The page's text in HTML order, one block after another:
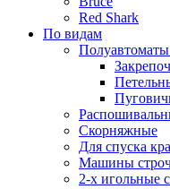
Red Shark
По видам
Скорняжные
Для спуска
Машины
2-х игольные